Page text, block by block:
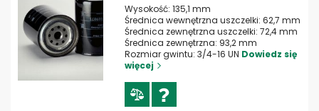
Wysokość: 135,1 mm
Średnica wewnętrzna uszczelki: 62,7 mm
Średnica zewnętrzna uszczelki: 72,4 mm
Średnica zewnętrzna: 93,2 mm
Rozmiar gwintu: 3/4-16 UN Dowiedz się
więcej